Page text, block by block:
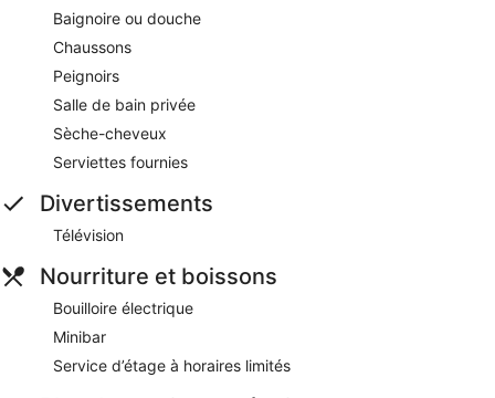
Baignoire ou douche
Chaussons
Peignoirs
Salle de bain privée
Sèche-cheveux
Serviettes fournies
Divertissements
Télévision
Nourriture et boissons
Bouilloire électrique
Minibar
Service d’étage à horaires limités